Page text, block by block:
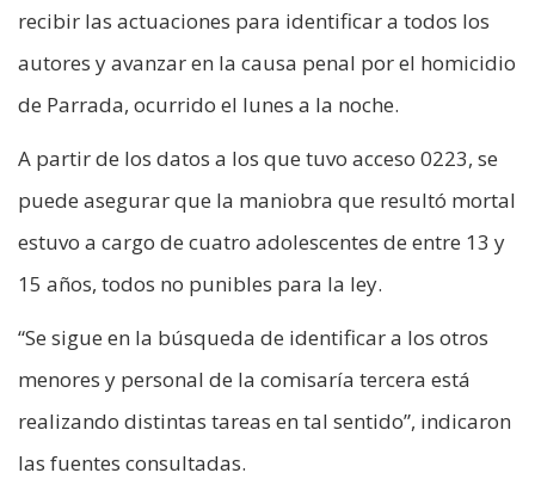
recibir las actuaciones para identificar a todos los
autores y avanzar en la causa penal por el homicidio
de Parrada, ocurrido el lunes a la noche.
A partir de los datos a los que tuvo acceso 0223, se
puede asegurar que la maniobra que resultó mortal
estuvo a cargo de cuatro adolescentes de entre 13 y
15 años, todos no punibles para la ley.
“Se sigue en la búsqueda de identificar a los otros
menores y personal de la comisaría tercera está
realizando distintas tareas en tal sentido”, indicaron
las fuentes consultadas.